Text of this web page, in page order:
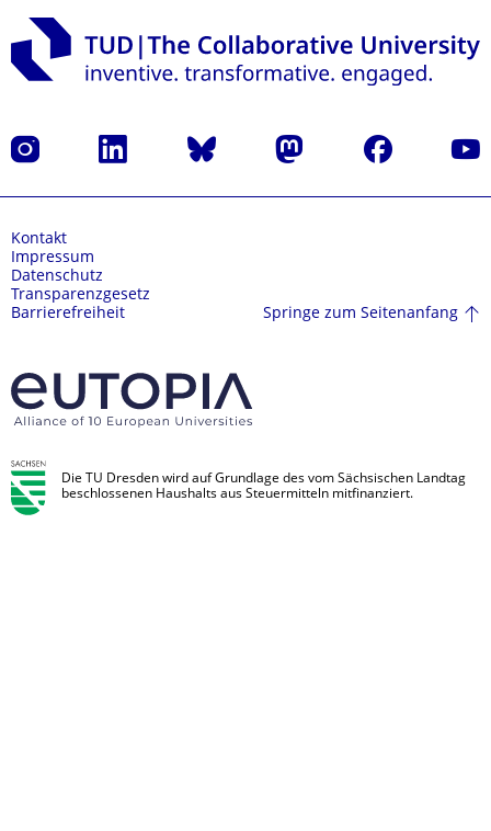
Instagram LinkedIn Bluesky Mastodon Facebook
Kontakt
Impressum
Datenschutz
Transparenzgesetz
Barrierefreiheit
Springe zum Seitenanfang
Die TU Dresden wird auf Grundlage des vom Sächsischen Landtag
beschlossenen Haushalts aus Steuermitteln mitfinanziert.